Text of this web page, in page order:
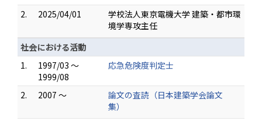
2.
2025/04/01
学校法人東京電機大学 建築・都市環
境学専攻主任
社会における活動
1.
1997/03 ～
1999/08
応急危険度判定士
2. 2007 ～
論文の査読（日本建築学会論文
集）